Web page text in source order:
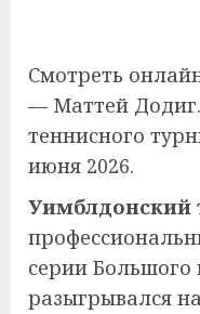
Смотреть
— Маттей
теннисного
июня 2026.
Уимблдонский
серии
разыгрывался